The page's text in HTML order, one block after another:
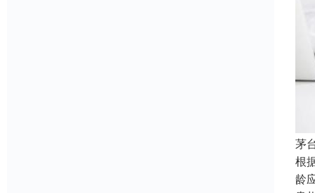
茅
根
龄